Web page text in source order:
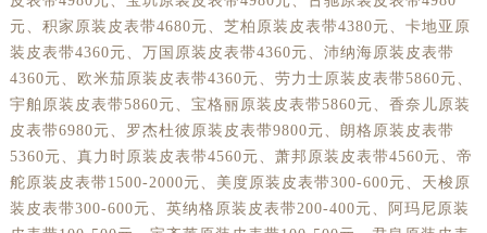
元、积家原装皮表带4680元、芝柏原装皮表带4380元、卡地亚原
装皮表带4360元、万国原装皮表带4360元、沛纳海原装皮表带
4360元、欧米茄原装皮表带4360元、劳力士原装皮表带5860元、
宇舶原装皮表带5860元、宝格丽原装皮表带5860元、香奈儿原装
皮表带6980元、罗杰杜彼原装皮表带9800元、朗格原装皮表带
5360元、真力时原装皮表带4560元、萧邦原装皮表带4560元、帝
舵原装皮表带1500-2000元、美度原装皮表带300-600元、天梭原
装皮表带300-600元、英纳格原装皮表带200-400元、阿玛尼原装